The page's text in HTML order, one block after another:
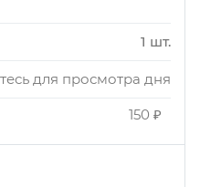
BP43128
1 шт.
для просмотра дня
150 ₽